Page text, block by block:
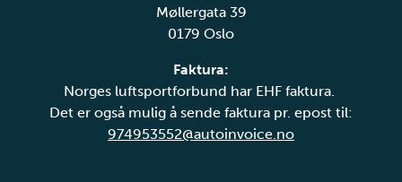
Møllergata 39
0179 Oslo
Faktura:
Norges luftsportforbund har EHF faktura.
Det er også mulig å sende faktura pr. epost til:
974953552@autoinvoice.no